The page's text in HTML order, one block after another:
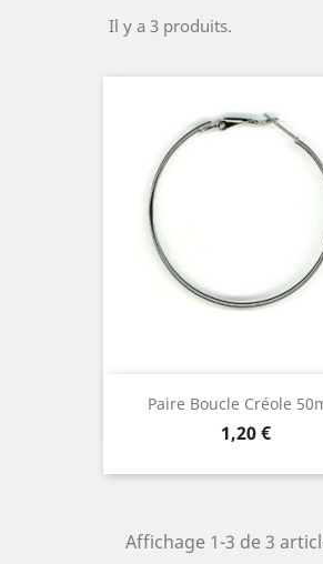
Il y a 3 produits.
Paire Boucle Créole
Prix
1,20 €
Aperçu rapide
Affichage 1-3 de 3